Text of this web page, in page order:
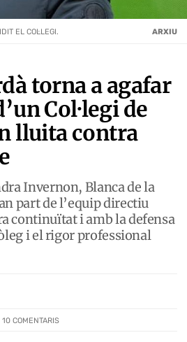
torna a agafar
Col·legi de
lluita contra
Invernon, Blanca de la
part de l’equip directiu
continuïtat i amb la defensa
i el rigor professional
10 COMENTARIS
EL COL·LEGI. ARXIU